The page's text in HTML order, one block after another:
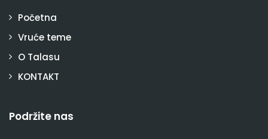
Početna
Vruće teme
O Talasu
KONTAKT
Podržite nas